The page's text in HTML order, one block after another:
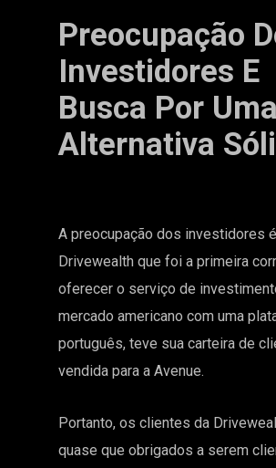
Preocupação
Investidores E
Busca Por Uma
Alternativa
A preocupação dos investidores
Drivewealth que foi a primeira
oferecer o serviço de
mercado americano com uma
português, teve sua carteira de
vendida para aAvenue.
Portanto, os clientes da
quase que obrigados a serem